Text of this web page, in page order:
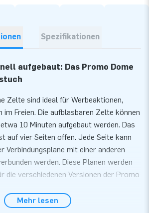
Spezifikationen
aufgebaut: Das Promo Dome
Zelte sind ideal für Werbeaktionen,
im Freien. Die aufblasbaren Zelte können
10 Minuten aufgebaut werden. Das
auf vier Seiten offen. Jede Seite kann
Verbindungsplane mit einer anderen
werden. Diese Planen werden
die verschiedenen Versionen der Promo
Verbinden, Verschließen und mit
Mehr lesen